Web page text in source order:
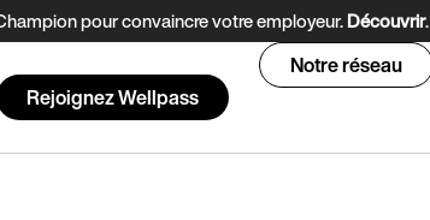
pour convaincre votre employeur.Découvrir.
Rejoignez Wellpass
Notre réseau